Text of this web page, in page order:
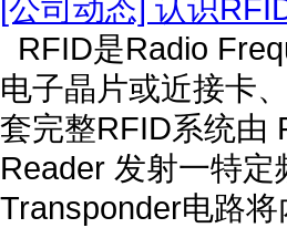
[公司动态] 认识
RFID是Radio
电子晶片或近接卡
套完整RFID系统由
Reader 发射一特
Transponder电路